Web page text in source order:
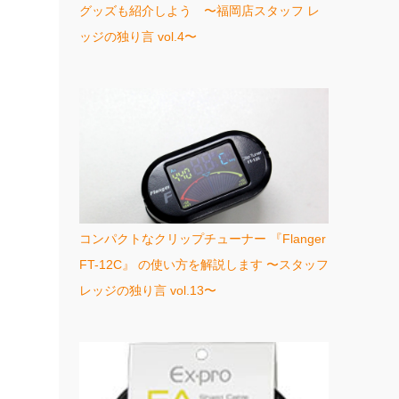
グッズも紹介しよう 〜福岡店スタッフ レ
ッジの独り言 vol.4〜
コンパクトなクリップチューナー 『Flanger
FT-12C』 の使い方を解説します 〜スタッフ
レッジの独り言 vol.13〜